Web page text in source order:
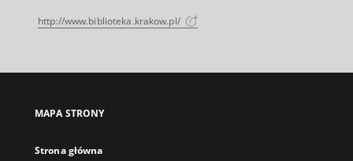
http://www.biblioteka.krakow.pl/
MAPA STRONY
Strona główna